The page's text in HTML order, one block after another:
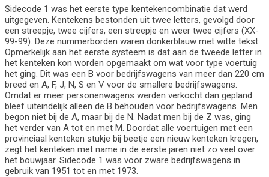
Sidecode 1 was het eerste type kentekencombinatie dat werd
uitgegeven. Kentekens bestonden uit twee letters, gevolgd door
een streepje, twee cijfers, een streepje en weer twee cijfers (XX-
99-99). Deze nummerborden waren donkerblauw met witte tekst.
Opmerkelijk aan het eerste systeem is dat aan de tweede letter in
het kenteken kon worden opgemaakt om wat voor type voertuig
het ging. Dit was een B voor bedrijfswagens van meer dan 220 cm
breed en A, F, J, N, S en V voor de smallere bedrijfswagens.
Omdat er meer personenwagens werden verkocht dan gepland
bleef uiteindelijk alleen de B behouden voor bedrijfswagens. Men
begon niet bij de A, maar bij de N. Nadat men bij de Z was, ging
het verder van A tot en met M. Doordat alle voertuigen met een
provinciaal kenteken stukje bij beetje een nieuw kenteken kregen,
zegt het kenteken met name in de eerste jaren niet zo veel over
het bouwjaar. Sidecode 1 was voor zware bedrijfswagens in
gebruik van 1951 tot en met 1973.